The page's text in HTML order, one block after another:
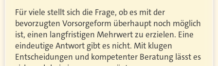
Für viele stellt sich die Frage, ob es mit der
bevorzugten Vorsorgeform überhaupt noch möglich
ist, einen langfristigen Mehrwert zu erzielen. Eine
eindeutige Antwort gibt es nicht. Mit klugen
Entscheidungen und kompetenter Beratung lässt es